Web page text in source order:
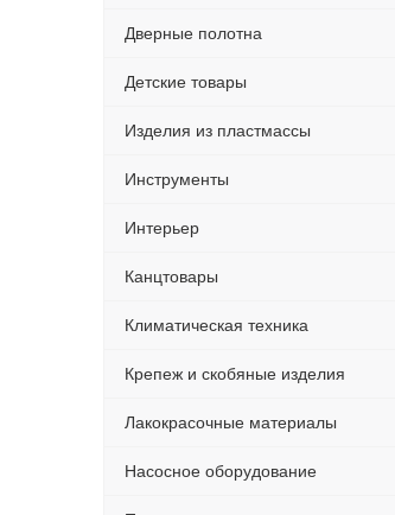
Дверные полотна
Детские товары
Изделия из пластмассы
Инструменты
Интерьер
Канцтовары
Климатическая техника
Крепеж и скобяные изделия
Лакокрасочные материалы
Насосное оборудование